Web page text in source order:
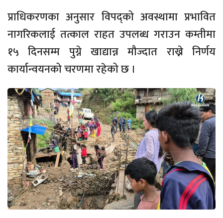
प्राधिकरणका अनुसार विपद्को अवस्थामा प्रभावित
नागरिकलाई तत्काल राहत उपलब्ध गराउन कम्तीमा
१५ दिनसम्म पुग्ने खाद्यान्न मौज्दात राख्ने निर्णय
कार्यान्वयनको चरणमा रहेको छ ।